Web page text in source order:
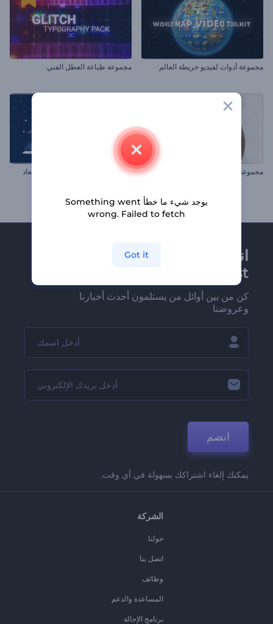
مجموعة أدوات لفيديو خريطة العالم مجموعة طباعة العطل الفني
مجموعة عرض الكتاب بطاقة فيديو الكريسماس ثنائية الأبعاد
انضم إلى نشرة
Renderforest الإخبارية
كن من بين أوائل من يستلمون أحدث أخبارنا
وعروضنا
انضم
يمكنك إلغاء اشتراكك بسهولة في أي وقت.
الشركة
حولنا
اتصل بنا
وظائف
المساعدة والدعم
برنامج الإحالة
يوجد شيء ما خطأ Something went
wrong. Failed to fetch
Got it